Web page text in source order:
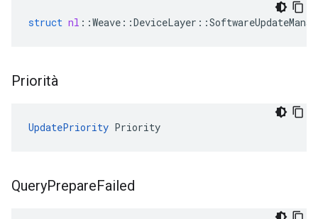
struct nl ::Weave ::DeviceLayer ::
Priorità
UpdatePriority Priority
QueryPrepareFailed